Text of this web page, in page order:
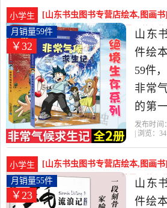
儿童
戏书
书专
纸当
图画
货。
小学生
[山东书虫图书专营店绘本,图画
2册 我的第一本科月销量59件仅
￥32
月销量59件
山东
件绘
59件
非常
的第
求生
二三
书籍
书专
发布时间
| 浏览： 34
小学生
[山东书虫图书专营店绘本,图画
记全集 彩图注音版月销量55件仅
￥23
月销量55件
山东
件绘